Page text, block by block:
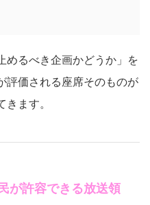
めるべき企画かどうか」を
評価される座席そのものが
ます。
が許容できる放送領